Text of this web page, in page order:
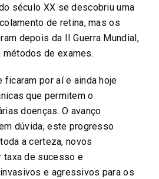
século XX se descobriu uma
de retina, mas os
depois da II Guerra Mundial,
métodos de exames.
ficaram por aí e ainda hoje
que permitem o
doenças. O avanço
dúvida, este progresso
a certeza, novos
taxa de sucesso e
e agressivos para os